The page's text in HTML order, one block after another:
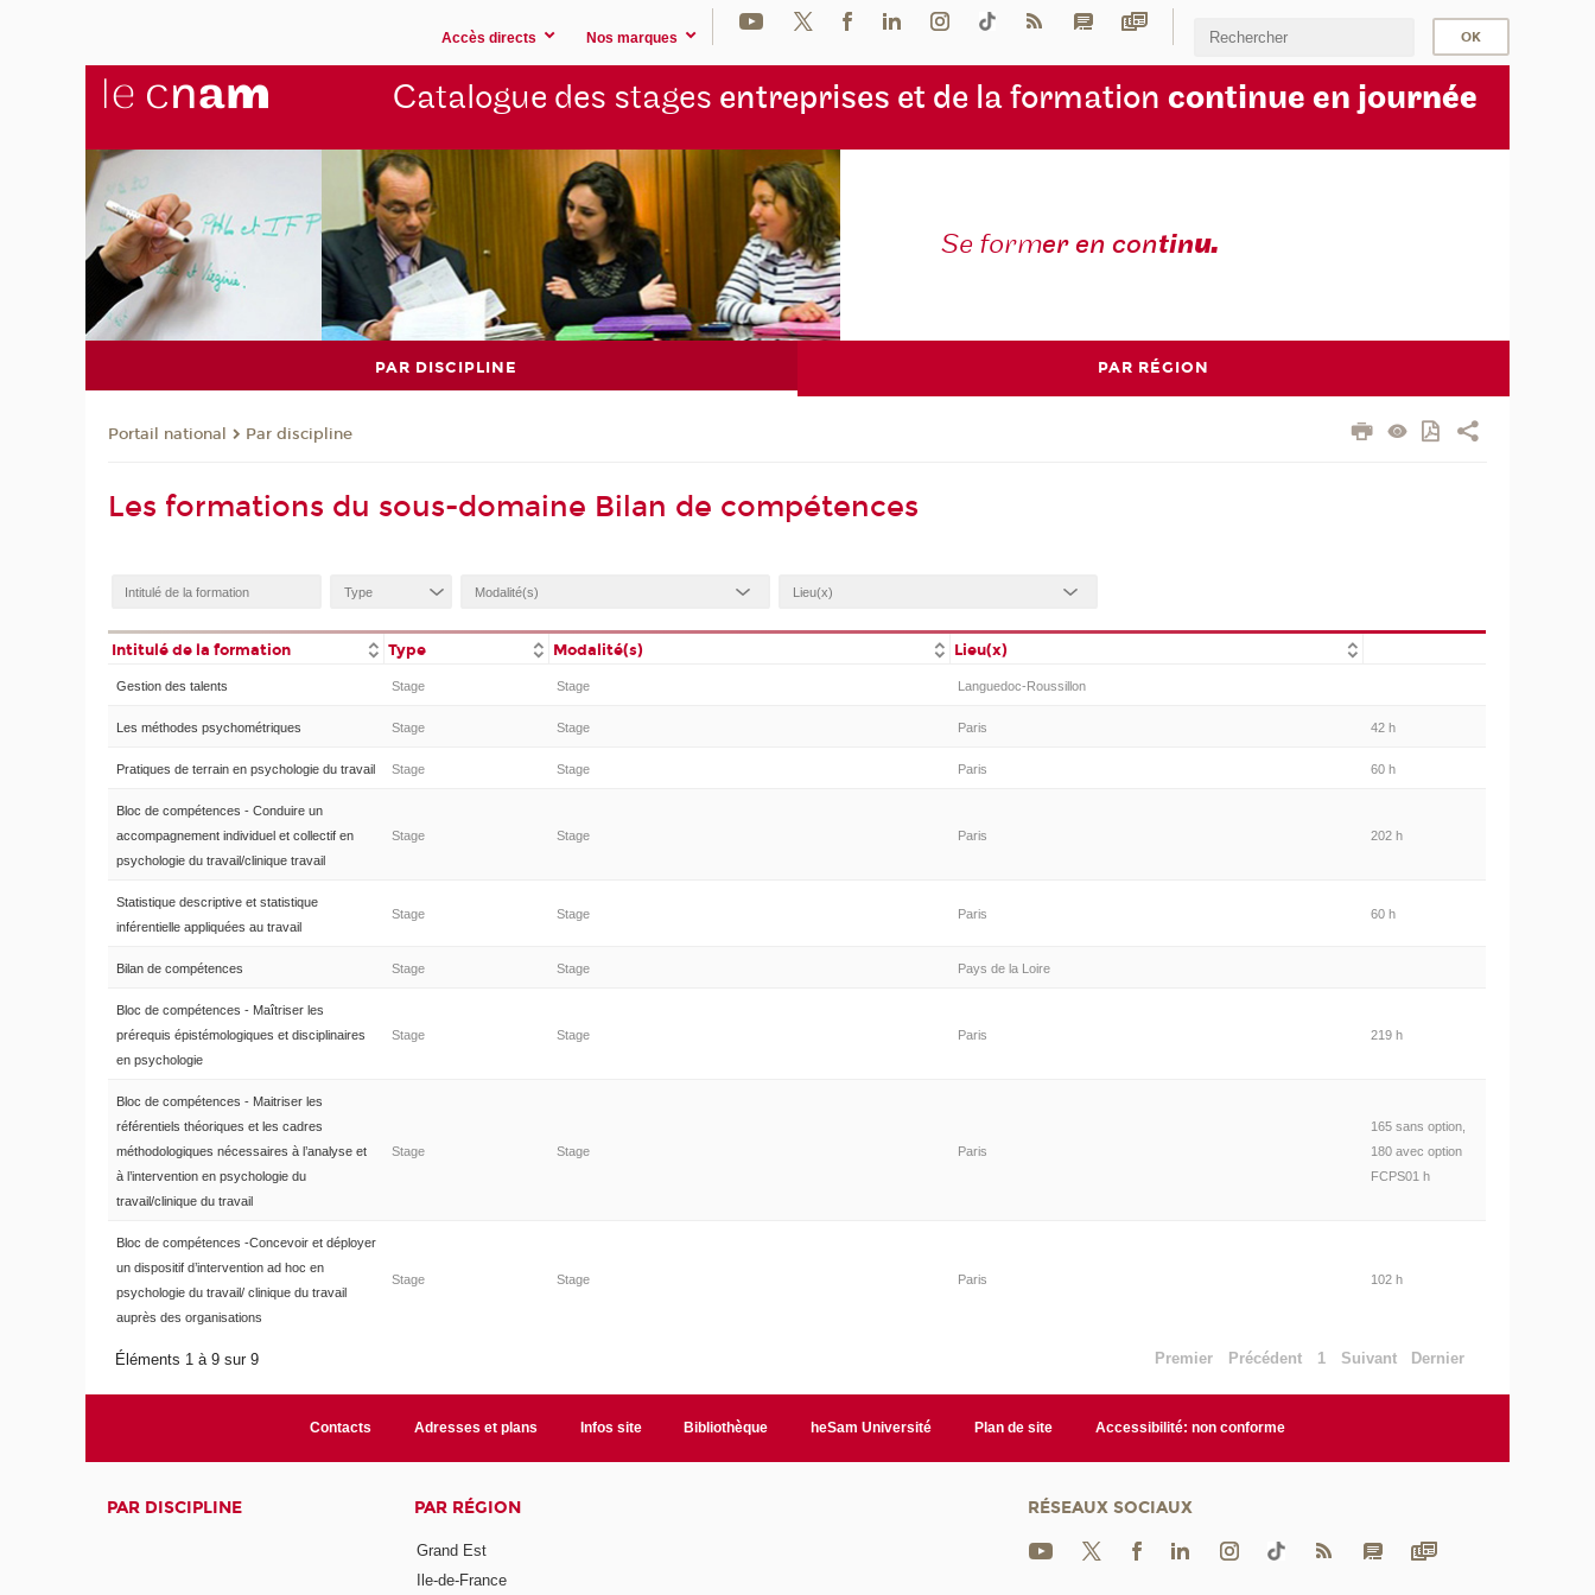
Accès directs Nos marques
Catalogue des stages entreprises et de la formation continue en journée
Se former en continu.
PAR DISCIPLINE PAR RÉGION
Portail national Par discipline
Les formations du sous-domaine Bilan de compétences
Intitulé de la formation Type Modalité(s) Lieu(x)
Gestion des talents Stage Stage Languedoc-Roussillon
Les méthodes psychométriques Stage Stage Paris 42 h
Pratiques de terrain en psychologie du travail Stage Stage Paris 60 h
Bloc de compétences - Conduire un
accompagnement individuel et collectif en
psychologie du travail/clinique travail
Stage Stage Paris 202 h
Statistique descriptive et statistique
inférentielle appliquées au travail
Stage Stage Paris 60 h
Bilan de compétences Stage Stage Pays de la Loire
Bloc de compétences - Maîtriser les
prérequis épistémologiques et disciplinaires
en psychologie
Stage Stage Paris 219 h
Bloc de compétences - Maitriser les
référentiels théoriques et les cadres
méthodologiques nécessaires à l’analyse et
à l’intervention en psychologie du
travail/clinique du travail
Stage Stage Paris
165 sans option,
180 avec option
FCPS01 h
Bloc de compétences -Concevoir et déployer
un dispositif d’intervention ad hoc en
psychologie du travail/ clinique du travail
auprès des organisations
Stage Stage Paris 102 h
Éléments 1 à 9 sur 9 Premier Précédent 1 Suivant Dernier
Contacts Adresses et plans Infos site Bibliothèque heSam Université Plan de site Accessibilité: non conforme
PAR DISCIPLINE PAR RÉGION
Grand Est
Ile-de-France
RÉSEAUX SOCIAUX